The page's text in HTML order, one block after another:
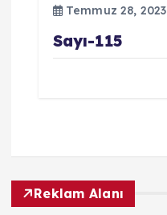
Temmuz 28, 2023
Sayı-115
Reklam Alanı